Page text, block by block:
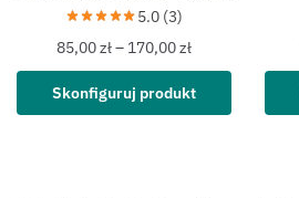
5.0 (3)
85,00zł– 170,00zł
Skonfiguruj produkt